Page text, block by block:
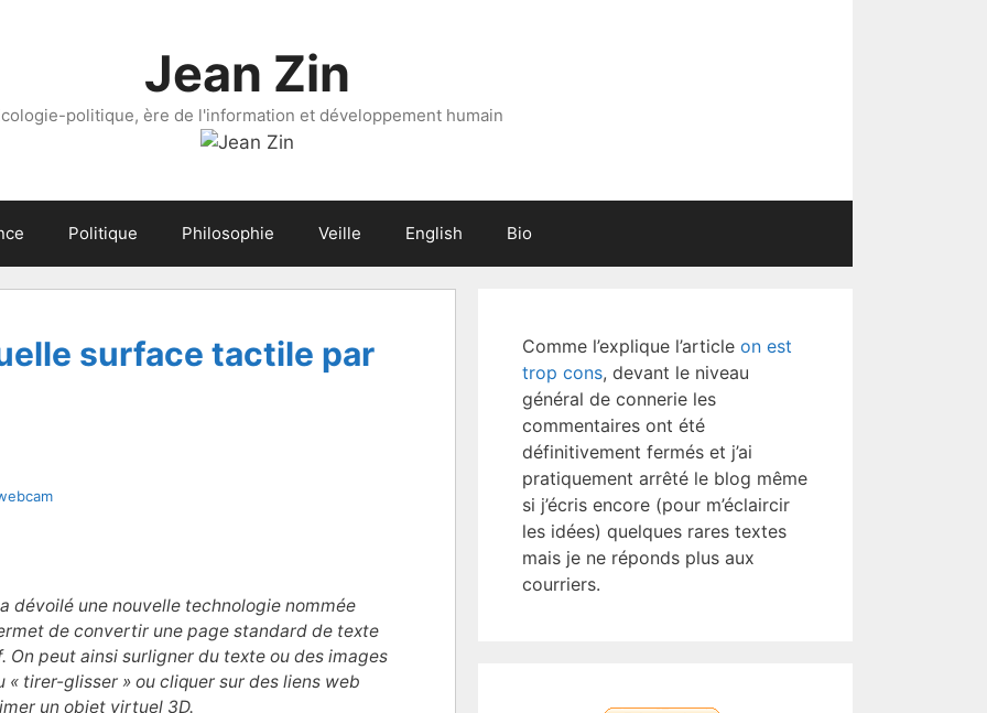
Jean Zin
politique, ère de l'information et développement humain
Politique Philosophie Veille English Bio
surface tactile par
dévoilé une nouvelle technologie nommée
de convertir une page standard de texte
peut ainsi surligner du texte ou des images
tirer-glisser » ou cliquer sur des liens web
un objet virtuel 3D.
Comme l’explique l’article on est
trop cons, devant le niveau
général de connerie les
commentaires ont été
définitivement fermés et j’ai
pratiquement arrêté le blog même
si j’écris encore (pour m’éclaircir
les idées) quelques rares textes
mais je ne réponds plus aux
courriers.